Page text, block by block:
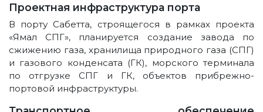
Проектная инфраструктура порта
В порту Сабетта, строящегося в рамках проекта
«Ямал СПГ», планируется создание завода по
сжижению газа, хранилища природного газа (СПГ)
и газового конденсата (ГК), морского терминала
по отгрузке СПГ и ГК, объектов прибрежно-
портовой инфраструктуры.